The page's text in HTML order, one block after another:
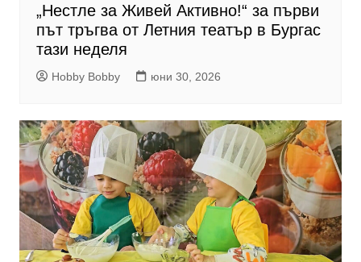
„Нестле за Живей Активно!“ за първи
път тръгва от Летния театър в Бургас
тази неделя
Hobby Bobby юни 30, 2026